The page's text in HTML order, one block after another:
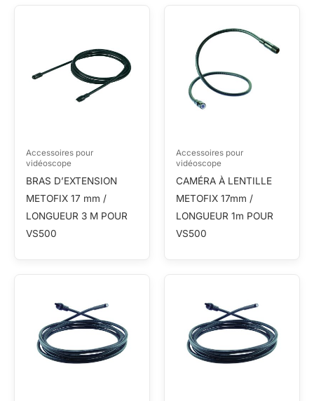
Accessoires pour
vidéoscope
BRAS D’EXTENSION
METOFIX 17 mm /
LONGUEUR 3 M POUR
VS500
Accessoires pour
vidéoscope
CAMÉRA À LENTILLE
METOFIX 17mm /
LONGUEUR 1m POUR
VS500